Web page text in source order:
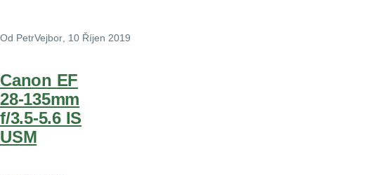
Od PetrVejbor , 10 Říjen 2019
Canon EF
28-135mm
f/3.5-5.6 IS
USM